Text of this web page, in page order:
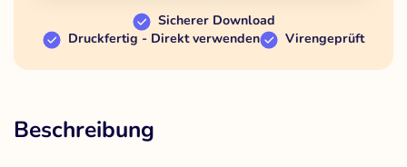
Sicherer Download
Druckfertig - Direkt verwenden
Virengeprüft
Beschreibung